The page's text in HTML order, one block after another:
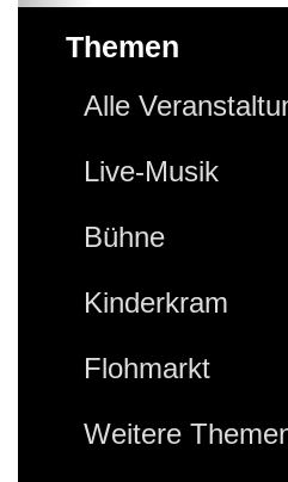
Themen
Alle
Live-Musik
Bühne
Kinderkram
Flohmarkt
Weitere